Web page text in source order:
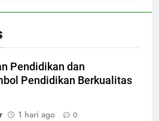
Pendidikan dan
Pendidikan Berkualitas
1 hari ago 0